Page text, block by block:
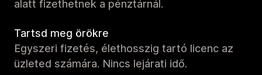
alatt fizethetnek a pénztárnál.
Tartsd meg örökre
Egyszeri fizetés, élethosszig tartó licenc az
üzleted számára. Nincs lejárati idő.